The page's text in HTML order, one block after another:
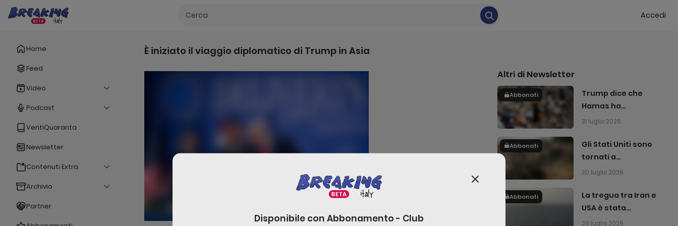
Accedi
Home
Feed
Video
Podcast
VentiQuaranta
Newsletter
Contenuti Extra
Archivio
Partner
È iniziato il viaggio diplomatico di Trump in Asia
Altri di Newsletter
Abbonati
Trump dice che
Hamas ha
accettato di
31 luglio 2026
Abbonati
Gli Stati Uniti sono
tornati a
bombardare l'Iran
30 luglio 2026
Abbonati
La tregua tra Iran e
USA è stata
interrotta
29 luglio 2026
Disponibile con Abbonamento - Club